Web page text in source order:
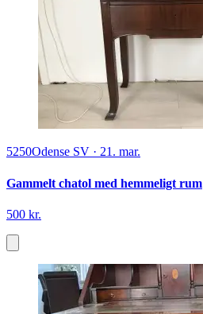
5250Odense SV · 21. mar.
Gammelt chatol med hemmeligt rum
500 kr.